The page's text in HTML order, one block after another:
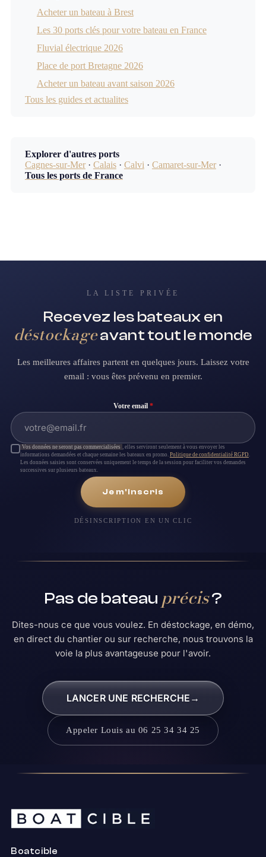
Acheter un bateau à Brest
Les 30 ports clés pour votre bateau en France
Fluvial électrique 2026
Place de port Bretagne 2026
Acheter un bateau avant saison 2026
Tous les guides et actualites
Explorer d'autres ports
Cagnes-sur-Mer· Calais· Calvi · Camaret-sur-Mer·
Tous les ports de France
LA LISTE PRIVÉE
Recevez les bateaux en
déstockageavant tout le monde
Les meilleures affaires partent en quelques jours. Laissez votre
email : vous êtes prévenu en premier.
Votre email *
Vos données ne seront pas commercialisées
, elles serviront seulement à vous envoyer les
informations demandées et chaque semaine les bateaux en promo. Politique de confidentialité RGPD
Les données saisies sont conservées uniquement le temps de la session pour faciliter vos demandes
successives sur plusieurs bateaux.
Je m'inscris
DÉSINSCRIPTION EN UN CLIC
Pas de bateau précis?
Dites-nous ce que vous voulez. En déstockage, en démo,
en direct du chantier ou sur recherche, nous trouvons la
voie la plus avantageuse pour l'avoir.
LANCER UNE RECHERCHE →
Appeler Louis au 06 25 34 34 25
Boatcible